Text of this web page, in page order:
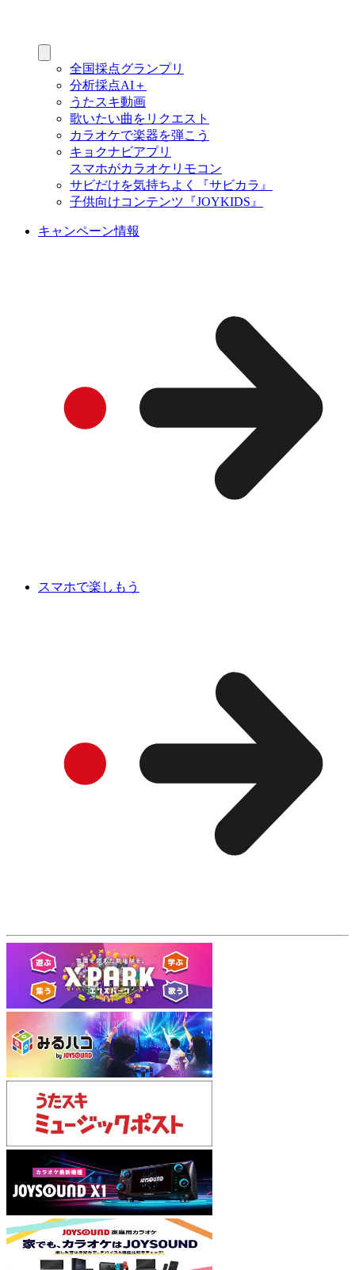
全国採点グランプリ
分析採点AI＋
うたスキ動画
歌いたい曲をリクエスト
カラオケで楽器を弾こう
キョクナビアプリ
スマホがカラオケリモコン
サビだけを気持ちよく『サビカラ』
子供向けコンテンツ『JOYKIDS』
キャンペーン情報
スマホで楽しもう